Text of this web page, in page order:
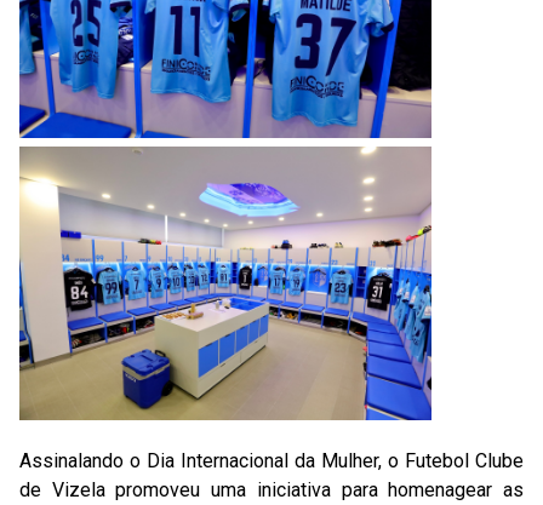
Assinalando o Dia Internacional da Mulher, o Futebol Clube
de Vizela promoveu uma iniciativa para homenagear as